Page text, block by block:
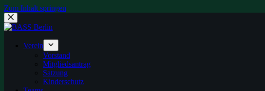
Zum Inhalt springen
Verein
Vorstand
Mitgliedsantrag
Satzung
Kinderschutz